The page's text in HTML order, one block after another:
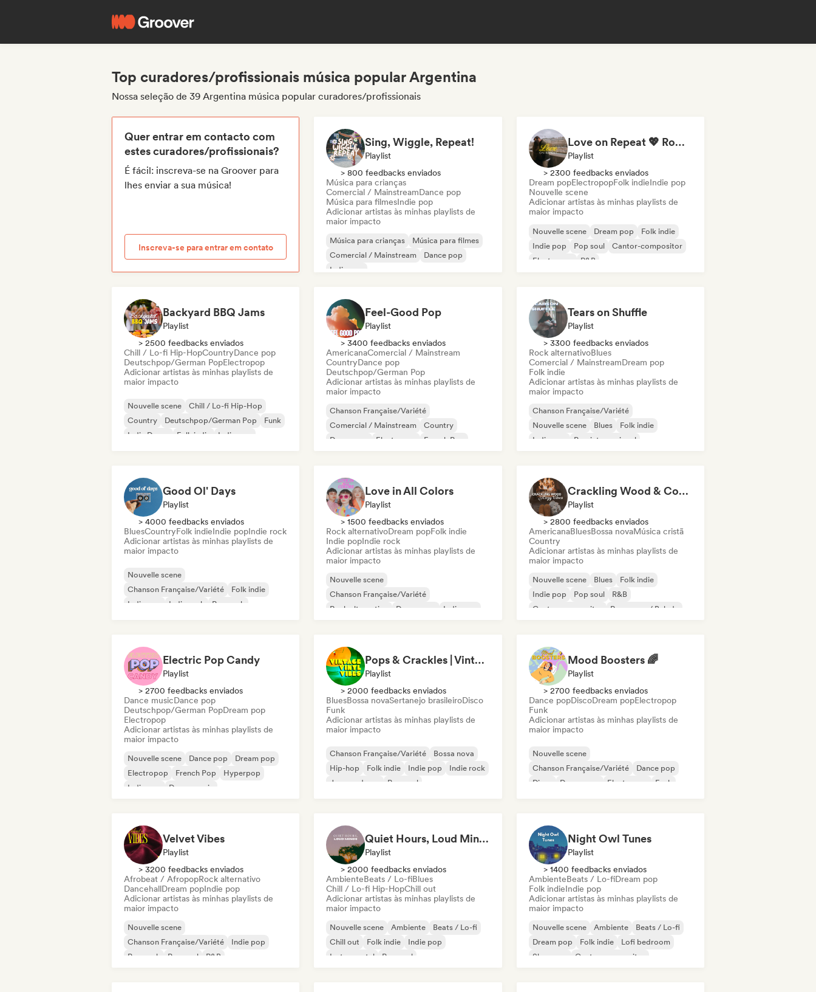
Top curadores/profissionais música popular Argentina
Nossa seleção de 39 Argentina música popular curadores/profissionais
Quer entrar em contacto com
estes curadores/profissionais?
É fácil: inscreva-se na Groover para
lhes enviar a sua música!
Inscreva-se para entrar em contato
Sing, Wiggle, Repeat!
Playlist
> 800 feedbacks enviados
Música para crianças
Comercial / MainstreamDance pop
Música para filmesIndie pop
Adicionar artistas às minhas playlists de
maior impacto
Música para crianças
Música para filmes
Comercial / Mainstream
Dance pop
Indie pop
Love on Repeat 💖 Romantic Indie Pop, Neo Soul & Singer-Songwriter
Playlist
> 2300 feedbacks enviados
Dream popElectropopFolk indieIndie pop
Nouvelle scene
Adicionar artistas às minhas playlists de
maior impacto
Nouvelle scene Dream pop
Folk indie
Indie pop
Pop soul
Cantor-compositor
Electropop
R&B
Backyard BBQ Jams
Playlist
> 2500 feedbacks enviados
Chill / Lo-fi Hip-HopCountryDance pop
Deutschpop/German PopElectropop
Adicionar artistas às minhas playlists de
maior impacto
Nouvelle scene
Chill / Lo-fi Hip-Hop
Country
Deutschpop/German Pop
Funk
Indie Dance
Folk indie Indie pop
Feel-Good Pop
Playlist
> 3400 feedbacks enviados
AmericanaComercial / Mainstream
CountryDance pop
Deutschpop/German Pop
Adicionar artistas às minhas playlists de
maior impacto
Chanson Française/Variété
Comercial / Mainstream
Country
Dance pop
Electropop
French Pop
Tears on Shuffle
Playlist
> 3300 feedbacks enviados
Rock alternativoBlues
Comercial / MainstreamDream pop
Folk indie
Adicionar artistas às minhas playlists de
maior impacto
Chanson Française/Variété
Nouvelle scene
Blues
Folk indie
Indie pop
Pop internacional
Good Ol' Days
Playlist
> 4000 feedbacks enviados
BluesCountryFolk indieIndie popIndie rock
Adicionar artistas às minhas playlists de
maior impacto
Nouvelle scene
Chanson Française/Variété
Folk indie
Indie pop
Indie rock
Pop rock
Love in All Colors
Playlist
> 1500 feedbacks enviados
Rock alternativoDream popFolk indie
Indie popIndie rock
Adicionar artistas às minhas playlists de
maior impacto
Nouvelle scene
Chanson Française/Variété
Rock alternativo
Dream pop
Indie pop
Crackling Wood & Cozy Vibes 🔥 Singer-Songwriter, Dream Pop & Bedroom Pop
Playlist
> 2800 feedbacks enviados
AmericanaBluesBossa novaMúsica cristã
Country
Adicionar artistas às minhas playlists de
maior impacto
Nouvelle scene Blues
Folk indie
Indie pop
Pop soul
R&B
Cantor-compositor
Pop suave / Balada
Electric Pop Candy
Playlist
> 2700 feedbacks enviados
Dance musicDance pop
Deutschpop/German PopDream pop
Electropop
Adicionar artistas às minhas playlists de
maior impacto
Nouvelle scene Dance pop
Dream pop
Electropop
French Pop
Hyperpop
Indie pop
Dance music
Pops & Crackles | Vintage Vinyl Vibes
Playlist
> 2000 feedbacks enviados
BluesBossa novaSertanejo brasileiroDisco
Funk
Adicionar artistas às minhas playlists de
maior impacto
Chanson Française/Variété
Bossa nova
Hip-hop
Folk indie Indie pop
Indie rock
Jazz moderno
Pop soul
Mood Boosters 🌈
Playlist
> 2700 feedbacks enviados
Dance popDiscoDream popElectropop
Funk
Adicionar artistas às minhas playlists de
maior impacto
Nouvelle scene
Chanson Française/Variété
Dance pop
Disco
Dream pop Electropop
Funk
Velvet Vibes
Playlist
> 3200 feedbacks enviados
Afrobeat / AfropopRock alternativo
DancehallDream popIndie pop
Adicionar artistas às minhas playlists de
maior impacto
Nouvelle scene
Chanson Française/Variété
Indie pop
Pop rock
Pop soul
R&B
Quiet Hours, Loud Minds 🔮 Singer-Songwriter, Bedroom Pop & Dream Pop
Playlist
> 2000 feedbacks enviados
AmbienteBeats / Lo-fiBlues
Chill / Lo-fi Hip-HopChill out
Adicionar artistas às minhas playlists de
maior impacto
Nouvelle scene Ambiente
Beats / Lo-fi
Chill out
Folk indie
Indie pop
Instrumental
Pop soul
Night Owl Tunes
Playlist
> 1400 feedbacks enviados
AmbienteBeats / Lo-fiDream pop
Folk indieIndie pop
Adicionar artistas às minhas playlists de
maior impacto
Nouvelle scene Ambiente
Beats / Lo-fi
Dream pop
Folk indie
Lofi bedroom
Shoegaze
Cantor-compositor